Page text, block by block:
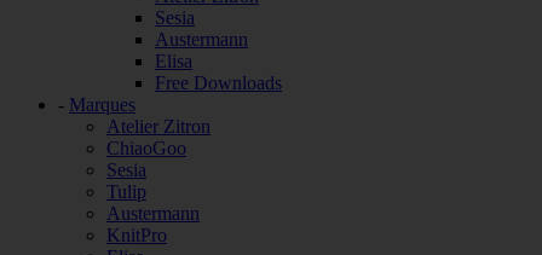
Sesia
Austermann
Elisa
Free Downloads
- Marques
Atelier Zitron
ChiaoGoo
Sesia
Tulip
Austermann
KnitPro